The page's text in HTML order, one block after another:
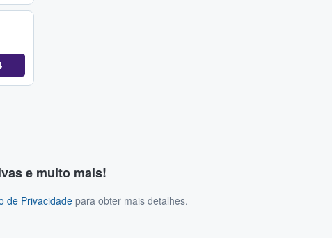
e muito mais!
de Privacidadepara obter mais detalhes.